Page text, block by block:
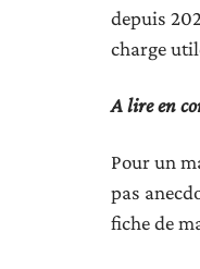
depuis
charge
A lire en
Pour un
pas
fiche de